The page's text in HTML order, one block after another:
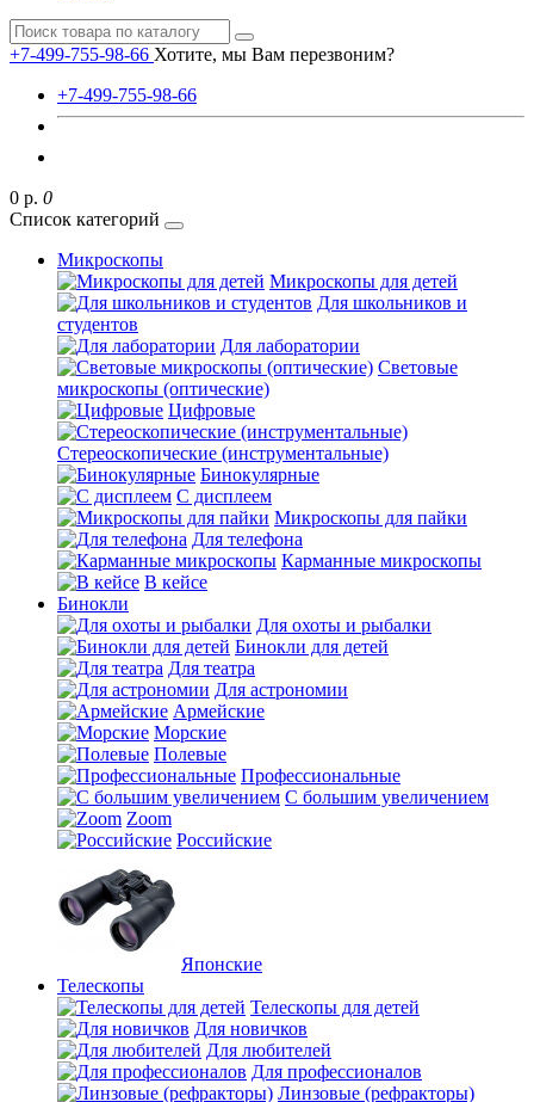
+7-499-755-98-66 Хотите, мы Вам перезвоним?
+7-499-755-98-66
0 р. 0
Список категорий
Микроскопы
Микроскопы для детей
Для школьников и
студентов
Для лаборатории
Световые
микроскопы (оптические)
Цифровые
Стереоскопические (инструментальные)
Бинокулярные
С дисплеем
Микроскопы для пайки
Для телефона
Карманные микроскопы
В кейсе
Бинокли
Для охоты и рыбалки
Бинокли для детей
Для театра
Для астрономии
Армейские
Морские
Полевые
Профессиональные
С большим увеличением
Zoom
Российские
Японские
Телескопы
Телескопы для детей
Для новичков
Для любителей
Для профессионалов
Линзовые (рефракторы)